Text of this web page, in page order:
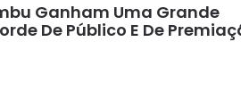
Ganham Uma Grande
De Público E De